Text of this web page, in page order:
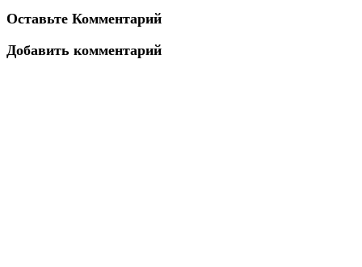
Оставьте Комментарий
Добавить комментарий